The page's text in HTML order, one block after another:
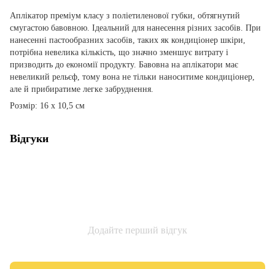
Аплікатор преміум класу з поліетиленової губки, обтягнутий
смугастою бавовною. Ідеальний для нанесення різних засобів. При
нанесенні пастообразних засобів, таких як кондиціонер шкіри,
потрібна невелика кількість, що значно зменшує витрату і
призводить до економії продукту. Бавовна на аплікатори має
невеликий рельєф, тому вона не тільки наноситиме кондиціонер,
але й прибиратиме легке забруднення.
Розмір: 16 х 10,5 см
Відгуки
Додайте перший відгук